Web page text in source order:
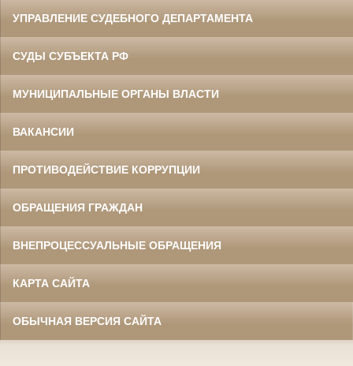
УПРАВЛЕНИЕ СУДЕБНОГО ДЕПАРТАМЕНТА
СУДЫ СУБЪЕКТА РФ
МУНИЦИПАЛЬНЫЕ ОРГАНЫ ВЛАСТИ
ВАКАНСИИ
ПРОТИВОДЕЙСТВИЕ КОРРУПЦИИ
ОБРАЩЕНИЯ ГРАЖДАН
ВНЕПРОЦЕССУАЛЬНЫЕ ОБРАЩЕНИЯ
КАРТА САЙТА
ОБЫЧНАЯ ВЕРСИЯ САЙТА